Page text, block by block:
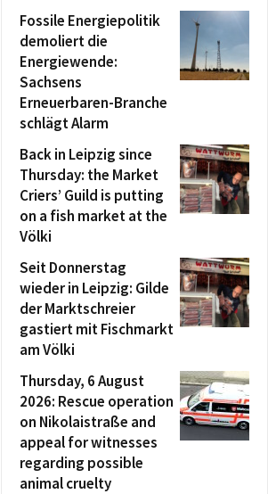
Fossile Energiepolitik
demoliert die
Energiewende:
Sachsens
Erneuerbaren-Branche
schlägt Alarm
Back in Leipzig since
Thursday: the Market
Criers’ Guild is putting
on a fish market at the
Völki
Seit Donnerstag
wieder in Leipzig: Gilde
der Marktschreier
gastiert mit Fischmarkt
am Völki
Thursday, 6 August
2026: Rescue operation
on Nikolaistraße and
appeal for witnesses
regarding possible
animal cruelty